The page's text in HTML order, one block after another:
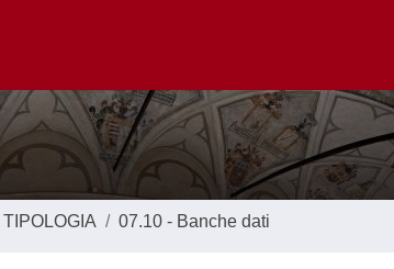
07.10 - Banche dati